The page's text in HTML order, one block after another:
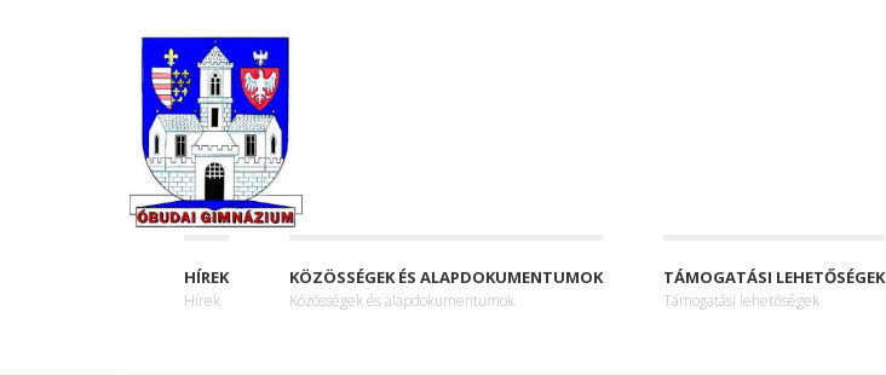
HÍREK
Hírek
KÖZÖSSÉGEK ÉS ALAPDOKUMENTUMOK
Közösségek és alapdokumentumok
TÁMOGATÁSI LEHETŐSÉGEK
Támogatási lehetőségek